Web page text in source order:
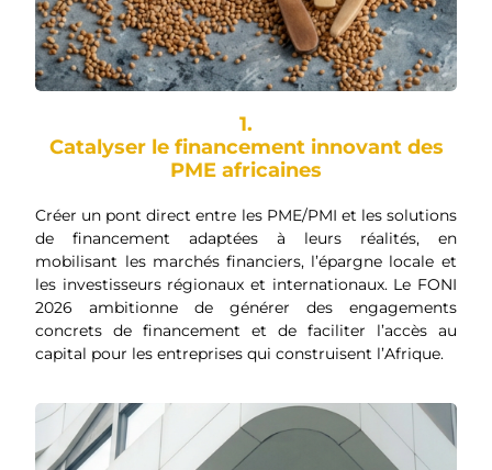
1.
Catalyser le financement innovant des
PME africaines
Créer un pont direct entre les PME/PMI et les solutions
de financement adaptées à leurs réalités, en
mobilisant les marchés financiers, l’épargne locale et
les investisseurs régionaux et internationaux. Le FONI
2026 ambitionne de générer des engagements
concrets de financement et de faciliter l’accès au
capital pour les entreprises qui construisent l’Afrique.